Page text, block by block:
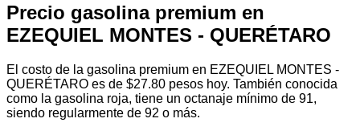
Precio gasolina premium en
EZEQUIEL MONTES - QUERÉTARO
El costo de la gasolina premium en EZEQUIEL MONTES -
QUERÉTARO es de $27.80 pesos hoy. También conocida
como la gasolina roja, tiene un octanaje mínimo de 91,
siendo regularmente de 92 o más.